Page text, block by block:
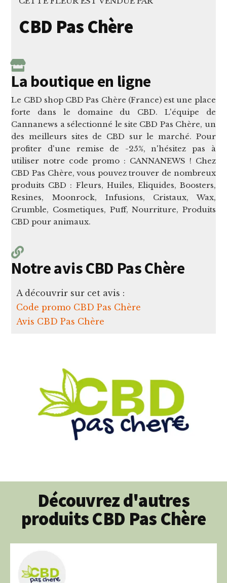
CBD Pas Chère
La boutique en ligne
Le CBD shop CBD Pas Chère (France) est une place
forte dans le domaine du CBD. L'équipe de
Cannanews a sélectionné le site CBD Pas Chère, un
des meilleurs sites de CBD sur le marché. Pour
profiter d'une remise de -25%, n'hésitez pas à
utiliser notre code promo : CANNANEWS ! Chez
CBD Pas Chère, vous pouvez trouver de nombreux
produits CBD : Fleurs, Huiles, Eliquides, Boosters,
Resines, Moonrock, Infusions, Cristaux, Wax,
Crumble, Cosmetiques, Puff, Nourriture, Produits
CBD pour animaux.
Notre avis CBD Pas Chère
A découvrir sur cet avis :
Code promo CBD Pas Chère
Avis CBD Pas Chère
Découvrez d'autres
produits CBD Pas Chère